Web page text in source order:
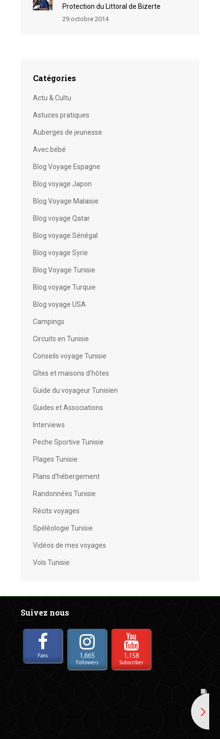
Protection du Littoral de Bizerte
29 octobre 2014
Catégories
Actu & Cultu
Astuces pratiques
Auberges de jeunesse
Avec bébé
Blog Voyage Espagne
Blog voyage Japon
Blog Voyage Malaisie
Blog voyage Qatar
Blog voyage Sénégal
Blog voyage Syrie
Blog Voyage Tunisie
Blog voyage Turquie
Blog voyage USA
Campings
Circuits en Tunisie
Conseils voyage Tunisie
Gîtes et maisons d'hôtes
Guide du voyageur Tunisien
Guides et Associations
Interviews
Peche Sportive Tunisie
Plages Tunisie
Plans d'hébergement
Randonnées Tunisie
Récits voyages
Spéléologie Tunisie
Vidéos de mes voyages
Vols Tunisie
Suivez nous
Fans 1,665
Followers
1,158
Subscriber